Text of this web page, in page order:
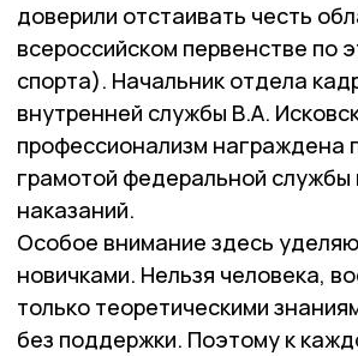
доверили отстаивать честь
всероссийском первенстве по
спорта). Начальник отдела
внутренней службы В.А.
профессионализм награждена
грамотой федеральной службы
наказаний.
Особое внимание здесь
новичками. Нельзя человека,
только теоретическими
без поддержки. Поэтому к